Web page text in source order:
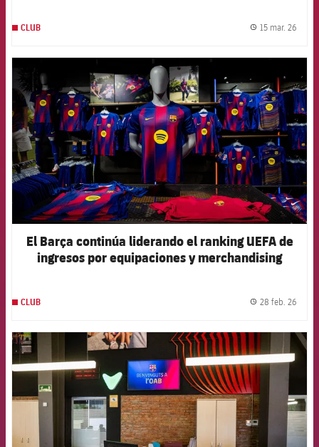
CLUB 15 mar. 26
FCB Barcelona badge
El Barça continúa liderando el ranking UEFA de
ingresos por equipaciones y merchandising
CLUB 28 feb. 26
FCB Barcelona badge